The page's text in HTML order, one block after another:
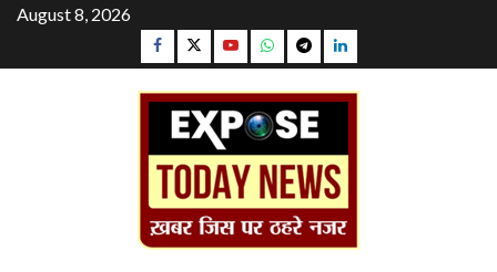
Skip
content
August 8, 2026
Facebook
TwitterYouTubeWhatsapp
TelegramLinkedin